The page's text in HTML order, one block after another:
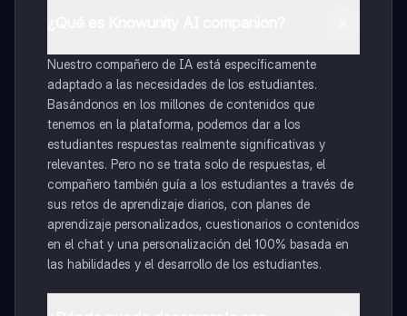
Nuestro compañero de IA está específicamente
adaptado a las necesidades de los estudiantes.
Basándonos en los millones de contenidos que
tenemos en la plataforma, podemos dar a los
estudiantes respuestas realmente significativas y
relevantes. Pero no se trata solo de respuestas, el
compañero también guía a los estudiantes a través de
sus retos de aprendizaje diarios, con planes de
aprendizaje personalizados, cuestionarios o contenidos
en el chat y una personalización del 100% basada en
las habilidades y el desarrollo de los estudiantes.